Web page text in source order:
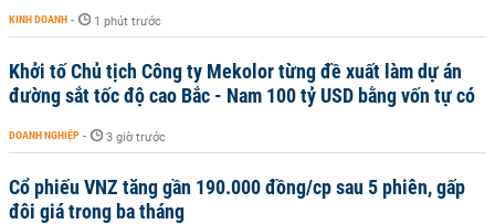
KINH DOANH - 1 phút trước
Khởi tố Chủ tịch Công ty Mekolor từng đề xuất làm dự án
đường sắt tốc độ cao Bắc - Nam 100 tỷ USD bằng vốn tự có
DOANH NGHIỆP - 3 giờ trước
Cổ phiếu VNZ tăng gần 190.000 đồng/cp sau 5 phiên, gấp
đôi giá trong ba tháng